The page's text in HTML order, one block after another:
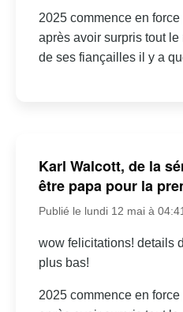
2025 commence en
après avoir surpris tout
de ses fiançailles il y a
Karl Walcott, de la
être papa pour la
Publié le lundi 12 mai à 04:41
wow felicitations! details
plus bas!
2025 commence en